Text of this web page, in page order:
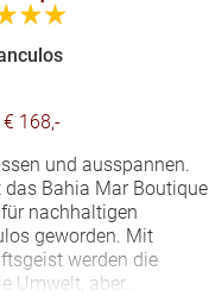
4.0
168,-
und ausspannen.
das Bahia Mar Boutique
nachhaltigen
geworden. Mit
werden die
Umwelt, aber...